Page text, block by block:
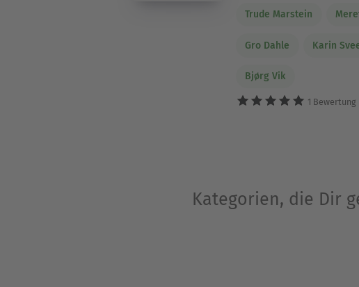
Trude Marstein
Gro Dahle Karin
Bjørg Vik
1 Bewertung
Kategorien, die Dir